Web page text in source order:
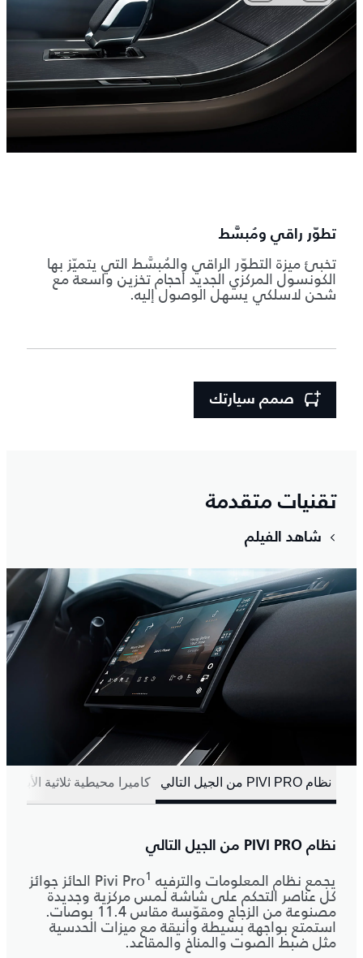
تطوّر راقي ومُبسَّط
تخبئ ميزة التطوّر الراقي والمُبسَّط التي يتميّز بها
الكونسول المركزي الجديد أحجام تخزين واسعة مع
شحن لاسلكي يسهل الوصول إليه.
صمم سيارتك
تقنيات متقدمة
شاهد الفيلم
نظام PIVI PRO من الجيل التالي كاميرا محيطية ثلاثية الأبعاد
نظام PIVI PRO من الجيل التالي
يجمع نظام المعلومات والترفيه Pivi Pro 1 الحائز جوائز
كل عناصر التحكم على شاشة لمس مركزية وجديدة
مصنوعة من الزجاج ومقوّسة مقاس 11.4 بوصات.
استمتع بواجهة بسيطة وأنيقة مع ميزات الحدسية
مثل ضبط الصوت والمناخ والمقاعد.